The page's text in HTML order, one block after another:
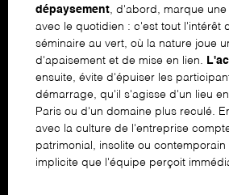
dépaysement, d'abord, marque
avec le quotidien : c'est tout l'intérêt
séminaire au vert, où la nature joue
d'apaisement et de mise en lien.
ensuite, évite d'épuiser les
démarrage, qu'il s'agisse d'un lieu
Paris ou d'un domaine plus reculé.
avec la culture de l'entreprise
patrimonial, insolite ou
implicite que l'équipe perçoit